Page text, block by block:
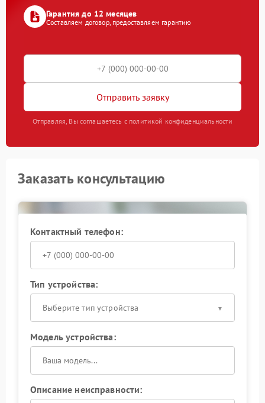
Гарантия до 12 месяцев
Составляем договор, предоставляем гарантию
Отправить заявку
Отправляя, Вы соглашаетесь с политикой конфиденциальности
Заказать консультацию
Контактный телефон:
Тип устройства:
Выберите тип устройства
Модель устройства:
Описание неисправности: